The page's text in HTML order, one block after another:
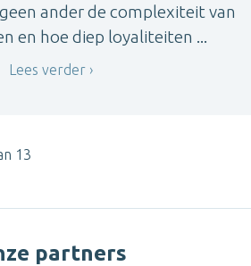
ander de complexiteit van
en hoe diep loyaliteiten ...
Lees verder
13
partners